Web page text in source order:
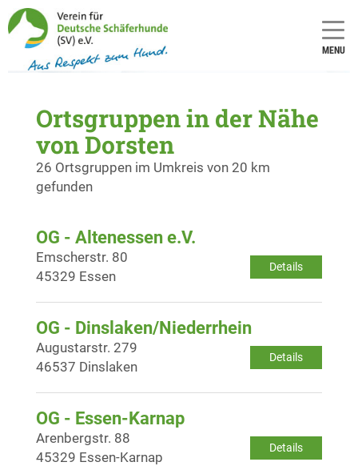
MENU
Ortsgruppen in der Nähe
von Dorsten
26 Ortsgruppen im Umkreis von 20 km
gefunden
OG - Altenessen e.V.
Details
Emscherstr. 80
45329 Essen
OG - Dinslaken/Niederrhein
Details
Augustarstr. 279
46537 Dinslaken
OG - Essen-Karnap
Details
Arenbergstr. 88
45329 Essen-Karnap